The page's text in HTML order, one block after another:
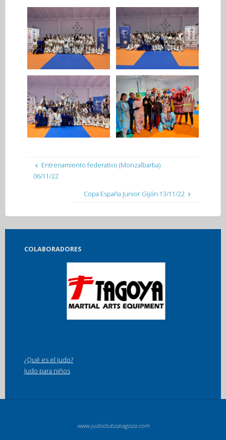
Entrenamiento federativo (Monzalbarba)
06/11/22
Copa España Junior Gijón 13/11/22
COLABORADORES
¿Qué es el judo?
Judo para niños
www.judoclubzaragoza.com